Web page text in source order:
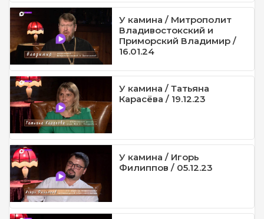
У камина / Митрополит
Владивостокский и
Приморский Владимир /
16.01.24
У камина / Татьяна
Карасёва / 19.12.23
У камина / Игорь
Филиппов / 05.12.23